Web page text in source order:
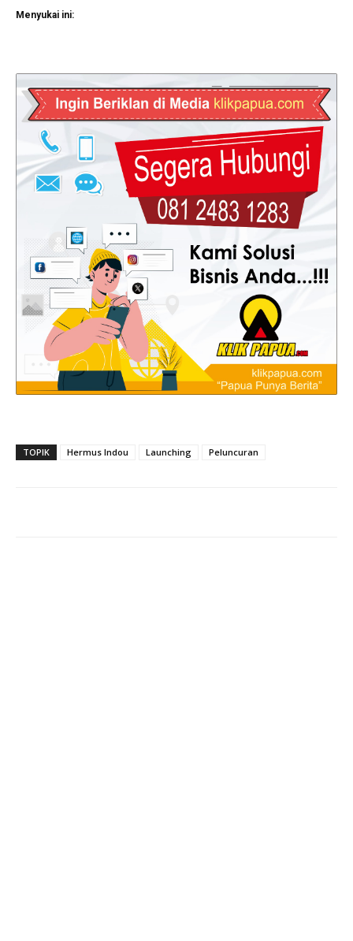
Menyukai ini:
TOPIK Hermus Indou Launching Peluncuran